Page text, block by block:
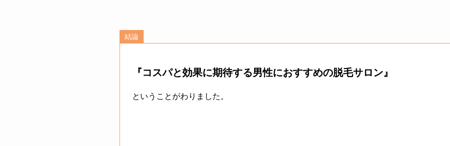
結論
『コスパと効果に期待する男性におすすめの脱毛サロン』
ということがわりました。